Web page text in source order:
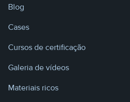
Blog
Cases
Cursos de certificação
Galeria de vídeos
Materiais ricos